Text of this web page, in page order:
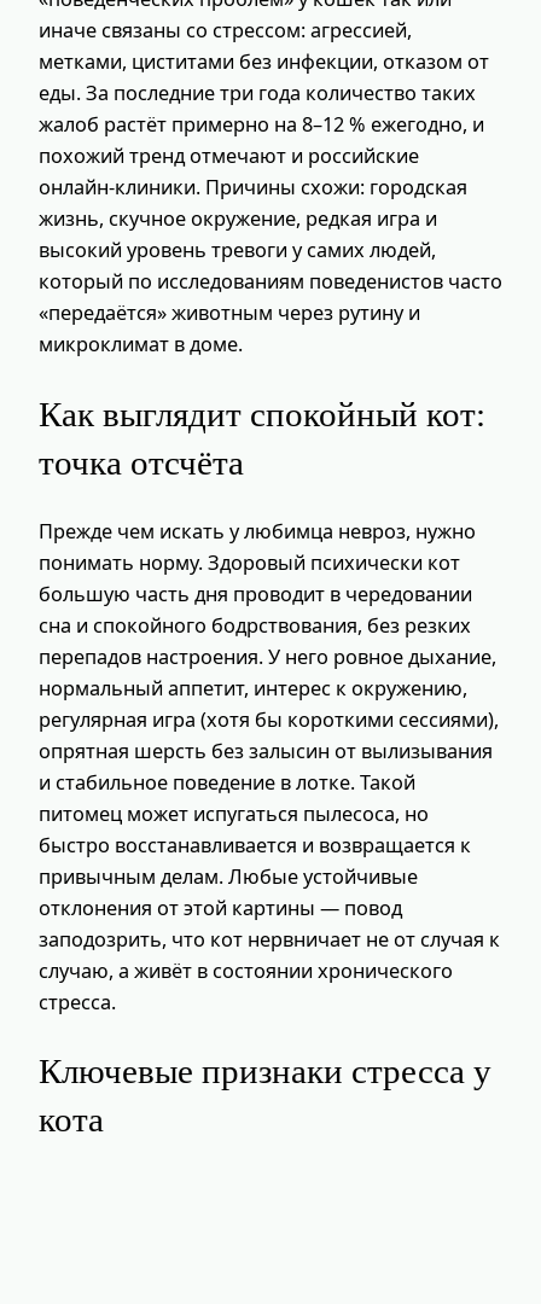
иначе связаны со стрессом: агрессией,
метками, циститами без инфекции, отказом от
еды. За последние три года количество таких
жалоб растёт примерно на 8–12 % ежегодно, и
похожий тренд отмечают и российские
онлайн‑клиники. Причины схожи: городская
жизнь, скучное окружение, редкая игра и
высокий уровень тревоги у самих людей,
который по исследованиям поведенистов часто
«передаётся» животным через рутину и
микроклимат в доме.
Как выглядит спокойный кот:
точка отсчёта
Прежде чем искать у любимца невроз, нужно
понимать норму. Здоровый психически кот
большую часть дня проводит в чередовании
сна и спокойного бодрствования, без резких
перепадов настроения. У него ровное дыхание,
нормальный аппетит, интерес к окружению,
регулярная игра (хотя бы короткими сессиями),
опрятная шерсть без залысин от вылизывания
и стабильное поведение в лотке. Такой
питомец может испугаться пылесоса, но
быстро восстанавливается и возвращается к
привычным делам. Любые устойчивые
отклонения от этой картины — повод
заподозрить, что кот нервничает не от случая к
случаю, а живёт в состоянии хронического
стресса.
Ключевые признаки стресса у
кота